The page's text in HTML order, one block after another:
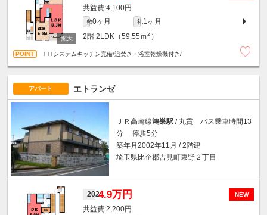
4,100円
敷0ヶ月 礼1ヶ月
2階 2LDK（59.55ｍ2 ）
ＩＨシステムキッチン完備/追焚き・浴室乾燥機付き/
アパート エトランゼ
ＪＲ高崎線鴻巣駅 / 丸貫 バス乗車時間13
分 停歩5分
築年月2002年11月 / 2階建
埼玉県比企郡吉見町東野２丁目
NEW
2024.9万円
2,200円